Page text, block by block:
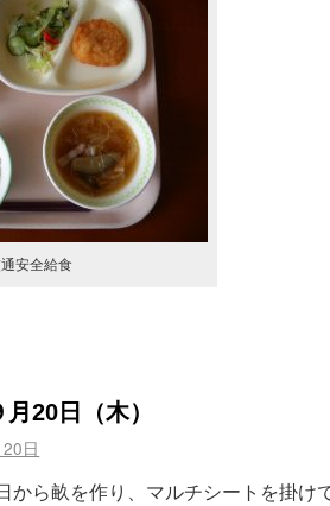
安全給食
20日（木）
日
から畝を作り、マルチシートを掛け